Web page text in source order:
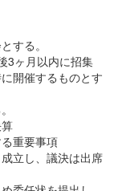
する。
3ヶ月以内に招集
開催するものとす
重要事項
立し、議決は出席